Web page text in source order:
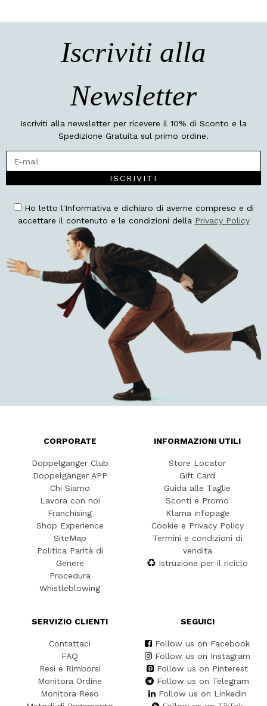
Iscriviti alla
Newsletter
Iscriviti alla newsletter per ricevere il 10% di Sconto e la
Spedizione Gratuita sul primo ordine.
ISCRIVITI
Ho letto l'Informativa e dichiaro di averne compreso e di
accettare il contenuto e le condizioni della Privacy Policy
CORPORATE
Doppelgänger Club
Doppelgänger APP
Chi Siamo
Lavora con noi
Franchising
Shop Experience
SiteMap
Politica Parità di
Genere
Procedura
Whistleblowing
INFORMAZIONI UTILI
Store Locator
Gift Card
Guida alle Taglie
Sconti e Promo
Klarna infopage
Cookie e Privacy Policy
Termini e condizioni di
vendita
Istruzione per il riciclo
SERVIZIO CLIENTI
Contattaci
FAQ
Resi e Rimborsi
Monitora Ordine
Monitora Reso
SEGUICI
Follow us on Facebook
Follow us on Instagram
Follow us on Pinterest
Follow us on Telegram
Follow us on Linkedin